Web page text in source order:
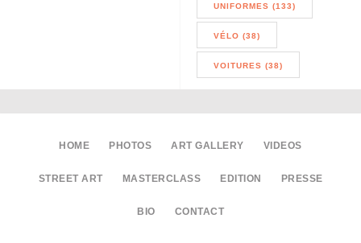
UNIFORMES (133)
VÉLO (38)
VOITURES (38)
HOME PHOTOS ART GALLERY VIDEOS
STREET ART MASTERCLASS EDITION PRESSE
BIO CONTACT